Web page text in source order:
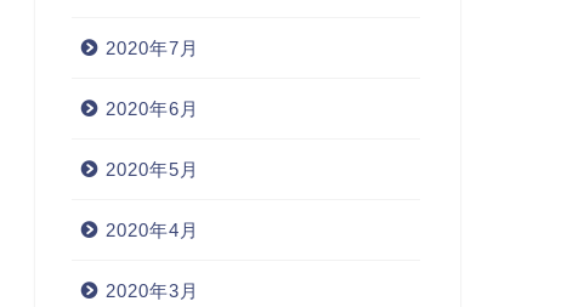
2020年7月
2020年6月
2020年5月
2020年4月
2020年3月